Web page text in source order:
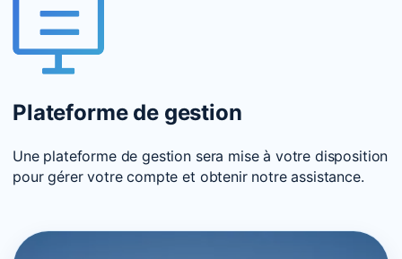
Plateforme de gestion
Une plateforme de gestion sera mise à votre disposition
pour gérer votre compte et obtenir notre assistance.